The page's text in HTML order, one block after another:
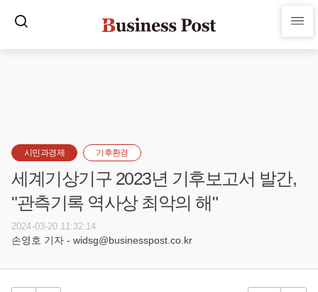
시민과경제 기후환경
세계기상기구 2023년 기후보고서 발간,
"관측기록 역사상 최악의 해"
2024-03-20 11:32:14
손영호 기자 - widsg@businesspost.co.kr